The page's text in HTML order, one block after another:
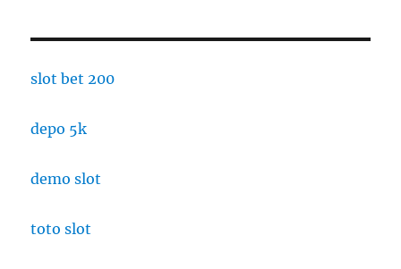
slot bet 200
depo 5k
demo slot
toto slot